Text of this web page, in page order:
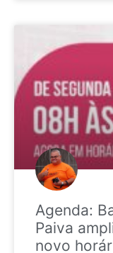
Agenda:
Paiva
novo